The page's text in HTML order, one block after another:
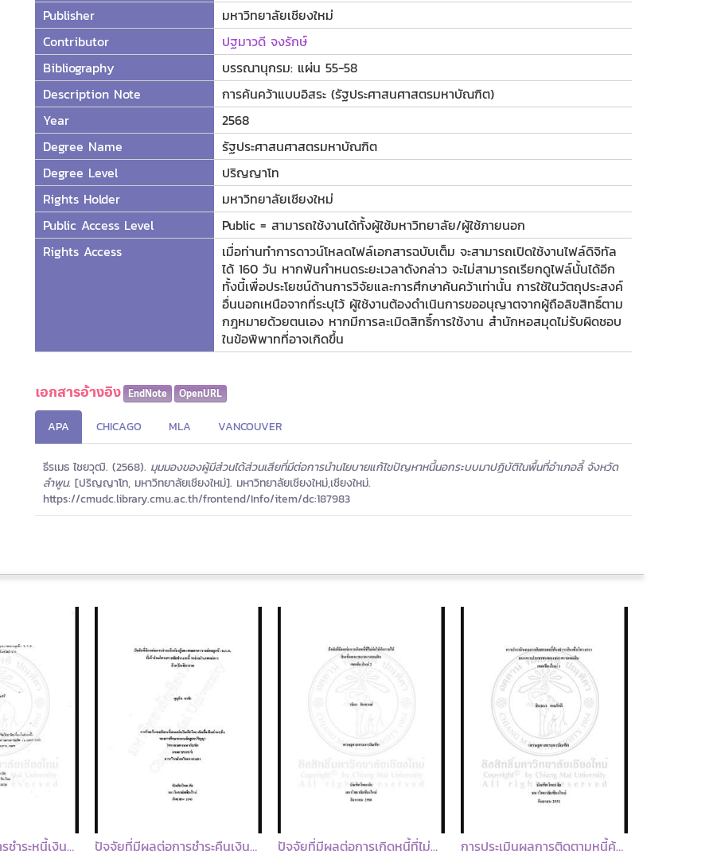
Publisher
มหาวิทยาลัยเชียงใหม่
Contributor
ปฐมาวดี จงรักษ์
Bibliography
บรรณานุกรม: แผ่น 55-58
Description Note
การค้นคว้าแบบอิสระ (รัฐประศาสนศาสตรมหาบัณฑิต)
Year
2568
Degree Name
รัฐประศาสนศาสตรมหาบัณฑิต
Degree Level
ปริญญาโท
Rights Holder
มหาวิทยาลัยเชียงใหม่
Public Access Level
Public = สามารถใช้งานได้ทั้งผู้ใช้มหาวิทยาลัย/ผู้ใช้ภายนอก
Rights Access
เมื่อท่านทำการดาวน์โหลดไฟล์เอกสารฉบับเต็ม จะสามารถเปิดใช้งานไฟล์ดิจิทัล
ได้ 160 วัน หากพ้นกำหนดระยะเวลาดังกล่าว จะไม่สามารถเรียกดูไฟล์นั้นได้อีก
ทั้งนี้เพื่อประโยชน์ด้านการวิจัยและการศึกษาค้นคว้าเท่านั้น การใช้ในวัตถุประสงค์
อื่นนอกเหนือจากที่ระบุไว้ ผู้ใช้งานต้องดำเนินการขออนุญาตจากผู้ถือลิขสิทธิ์ตาม
กฎหมายด้วยตนเอง หากมีการละเมิดสิทธิ์การใช้งาน สำนักหอสมุดไม่รับผิดชอบ
ในข้อพิพาทที่อาจเกิดขึ้น
เอกสารอ้างอิง EndNote OpenURL
APA CHICAGO MLA VANCOUVER
ธีรเมธ ไชยวุฒิ. (2568). มุมมองของผู้มีส่วนได้ส่วนเสียที่มีต่อการนำนโยบายแก้ไขปัญหาหนี้นอกระบบมาปฏิบัติในพื้นที่อำเภอลี้ จังหวัด
ลำพูน. [ปริญญาโท, มหาวิทยาลัยเชียงใหม่]. มหาวิทยาลัยเชียงใหม่,เชียงใหม่.
https://cmudc.library.cmu.ac.th/frontend/Info/item/dc:187983
ปัจจัยที่มีผลต่อการชำระคืนเงินกู้ของเกษตรกรรายย่อยลูกค้า ธ.ก.ส.ที่เข้าร่วมโครงการพักชำระหนี้ หน่วยอำเภอแม่ลาว จังหวัดเชียงราย ปัจจัยที่มีผลต่อการเกิดหนี้ที่ไม่ก่อให้เกิดรายได้สินเชื่อเคหะธนาคารออมสิน เขตเชียงใหม่ 2 = Factors contributing to non-performing housing loans of Government Saving Bank, Chiang Mai 2 zone / วนิดา จันทวงศ์ การประเมินผลการติดตามหนี้ค้างชำระสินเชื่อโครงการธนาคารประชาชนของธนาคารออมสิน เขตเชียงใหม่ 1 = An evaluation of defaulted debts on people bank project of government saving bank Chiang Mai region 1 / สินธนา พลภักดี พฤติกรรมในการซื้อกองทุนรวมตราสารหนี้ของลูกค้าธนาคารทหารไทย จำกัด (มหาชน) จังหวัดลำปาง = Consumers' behavior in buying fixed income fund of TMB Bank Public Company Limited, Lampang Province / อภิรดา แสงทอง